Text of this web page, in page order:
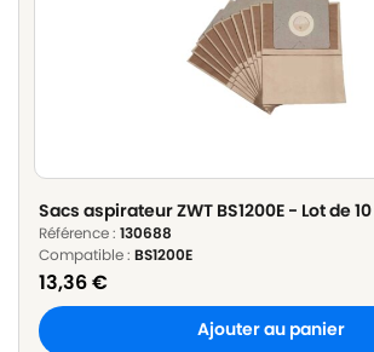
Sacs aspirateur ZWT BS1200E - Lot de
Référence : 130688
Compatible : BS1200E
13,36€
Ajouter au panier